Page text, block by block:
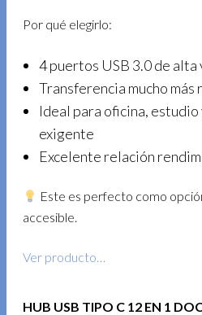
Por qué elegirlo:
4 puertos USB 3.0 de
Transferencia mucho más
Ideal para oficina,
exigente
Excelente relación
Este es perfecto como
accesible.
Ver producto…
HUB USB TIPO C 12 EN 1